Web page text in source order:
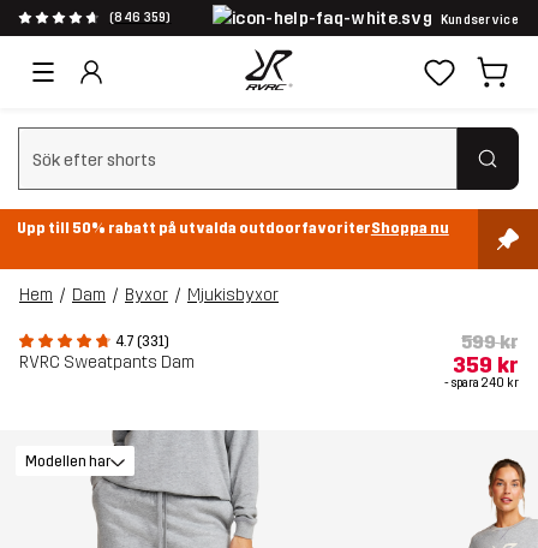
(846 359) Kundservice
Rensa sök
Upp till 50% rabatt på utvalda outdoorfavoriterShoppa nu
Hem Dam Byxor Mjukisbyxor
4.7 (331)
RVRC Sweatpants Dam
599 kr
359 kr
- spara 240 kr
Modellen har